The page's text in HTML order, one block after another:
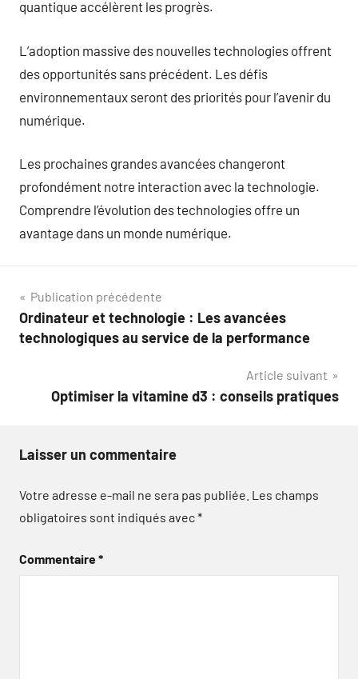
quantique accélèrent les progrès.
L’adoption massive des nouvelles technologies offrent
des opportunités sans précédent. Les défis
environnementaux seront des priorités pour l’avenir du
numérique.
Les prochaines grandes avancées changeront
profondément notre interaction avec la technologie.
Comprendre l’évolution des technologies offre un
avantage dans un monde numérique.
Navigation
de
Publication précédente
Ordinateur et technologie : Les avancées
technologiques au service de la performance
Article suivant
Optimiser la vitamine d3 : conseils pratiques
Laisser un commentaire
Votre adresse e-mail ne sera pas publiée. Les champs
obligatoires sont indiqués avec*
Commentaire*